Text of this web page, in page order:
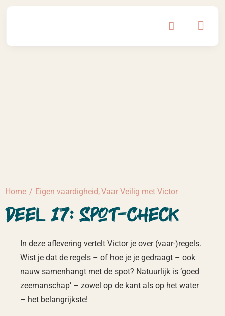
Home Eigen vaardigheid Vaar Veilig met Victor
Deel 17: Spot-Check
In deze aflevering vertelt Victor je over (vaar-)regels.
Wist je dat de regels – of hoe je je gedraagt – ook
nauw samenhangt met de spot? Natuurlijk is ‘goed
zeemanschap’ – zowel op de kant als op het water
– het belangrijkste!